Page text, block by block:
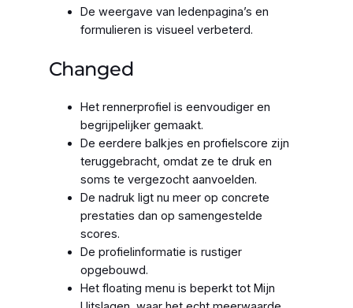
De weergave van ledenpagina’s en
formulieren is visueel verbeterd.
Changed
Het rennerprofiel is eenvoudiger en
begrijpelijker gemaakt.
De eerdere balkjes en profielscore zijn
teruggebracht, omdat ze te druk en
soms te vergezocht aanvoelden.
De nadruk ligt nu meer op concrete
prestaties dan op samengestelde
scores.
De profielinformatie is rustiger
opgebouwd.
Het floating menu is beperkt tot Mijn